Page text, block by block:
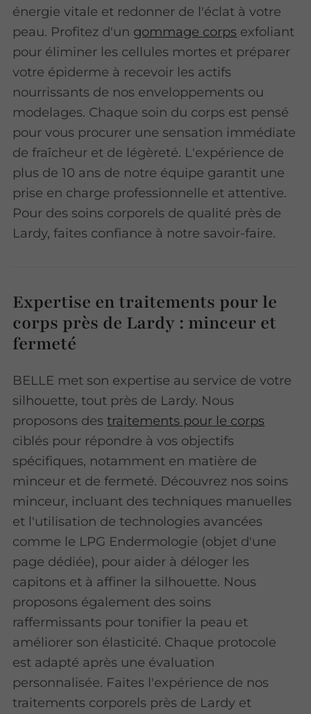
énergie vitale et redonner de l'éclat à votre
peau. Profitez d'un gommage corps exfoliant
pour éliminer les cellules mortes et préparer
votre épiderme à recevoir les actifs
nourrissants de nos enveloppements ou
modelages. Chaque soin du corps est pensé
pour vous procurer une sensation immédiate
de fraîcheur et de légèreté. L'expérience de
plus de 10 ans de notre équipe garantit une
prise en charge professionnelle et attentive.
Pour des soins corporels de qualité près de
Lardy, faites confiance à notre savoir-faire.
Expertise en traitements pour le
corps près de Lardy : minceur et
fermeté
BELLE met son expertise au service de votre
silhouette, tout près de Lardy. Nous
proposons destraitements pour le corps
ciblés pour répondre à vos objectifs
spécifiques, notamment en matière de
minceur et de fermeté. Découvrez nos soins
minceur, incluant des techniques manuelles
et l'utilisation de technologies avancées
comme le LPG Endermologie (objet d'une
page dédiée), pour aider à déloger les
capitons et à affiner la silhouette. Nous
proposons également des soins
raffermissants pour tonifier la peau et
améliorer son élasticité. Chaque protocole
est adapté après une évaluation
personnalisée. Faites l'expérience de nos
traitements corporels près de Lardy et